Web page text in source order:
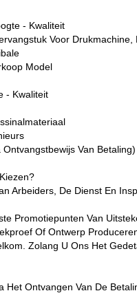
- Kwaliteit
Voor
Model
- Kwaliteit
Van Betaling)
Arbeiders, De Dienst En
Promotiepunten Van
Of Ontwerp
Zolang U Ons Het
Het Ontvangen Van De